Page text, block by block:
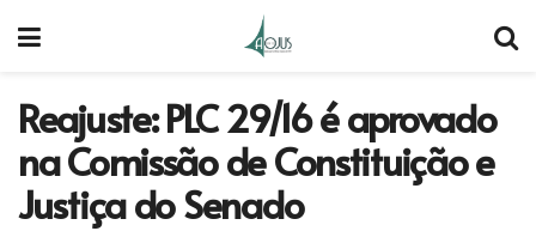
Reajuste: PLC 29/16 é aprovado
na Comissão de Constituição e
Justiça do Senado